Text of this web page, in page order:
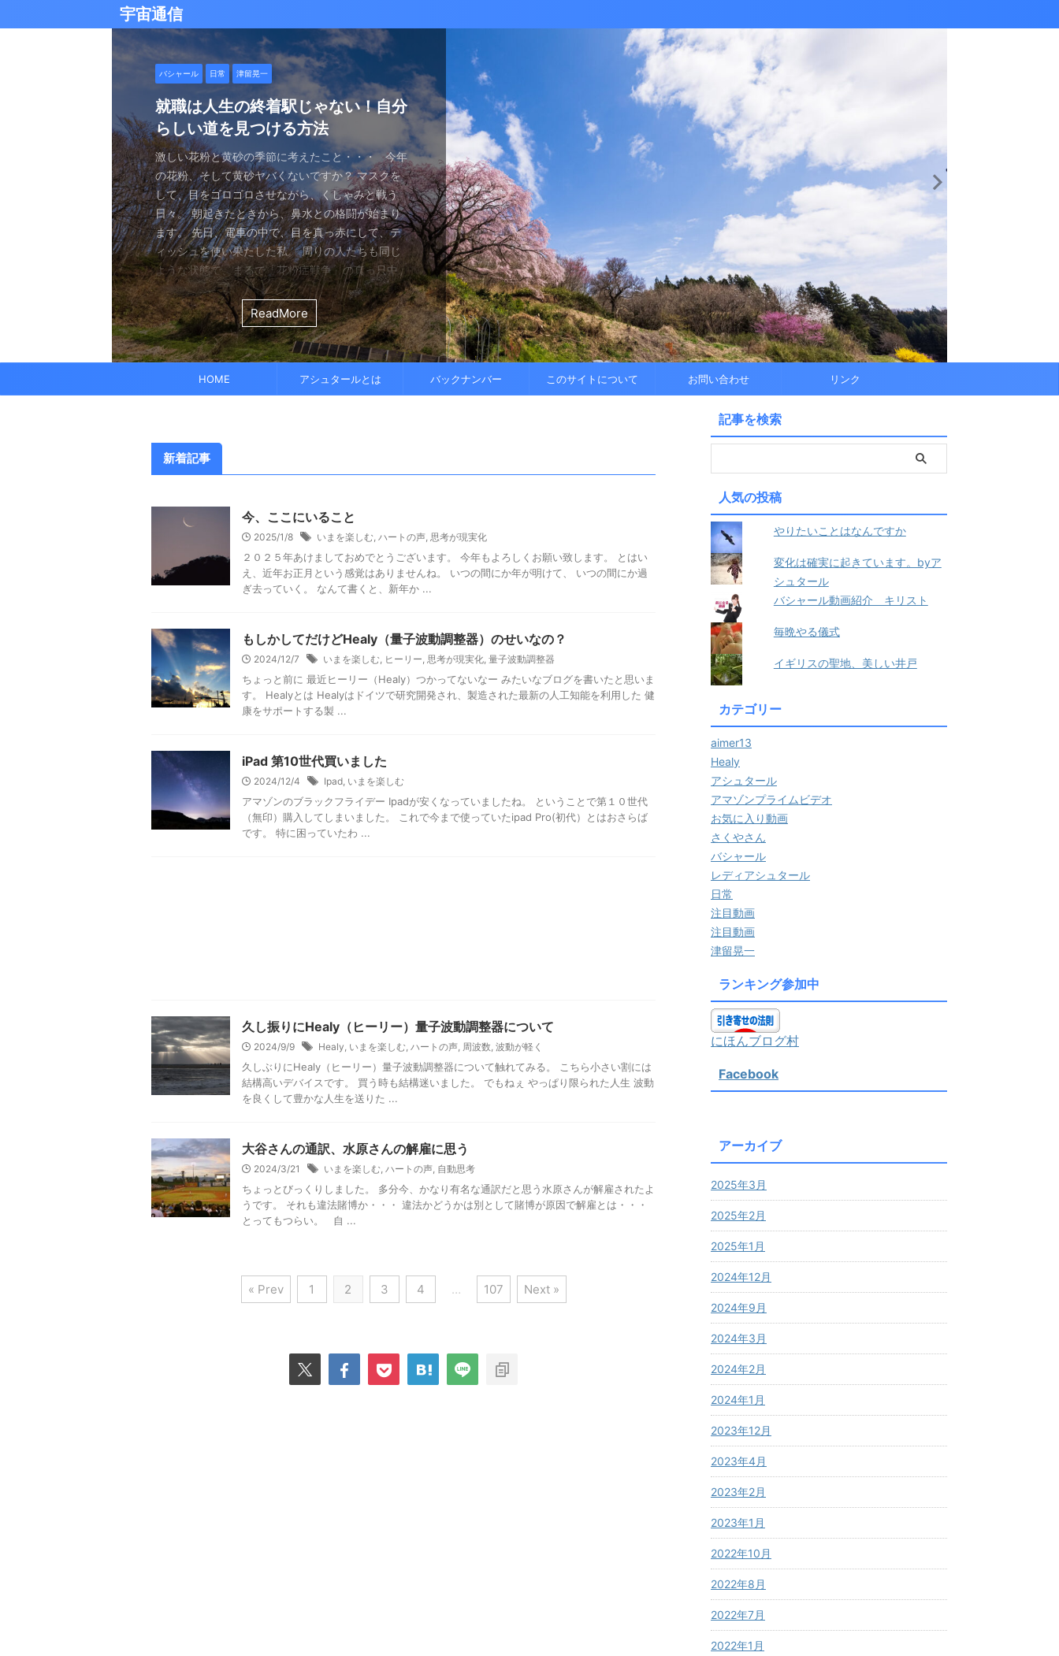
宇宙通信
日常 津留晃一
雨の日の恵み：心に降る静かな癒し
雨の音を聞いたことはありますか？ 窓ガラスを叩
く優しい音、屋根を打つリズミカルな音、 そして
地面に落ちる繊細な音。 それぞれが奏でるハーモ
ニーは、 私たちの心に特別な空間を作り出してく
れます。 雨は大地だけでなく、心も潤す 今日は何
となく、 降り続ける雨を眺めていました。 最初は
予定していた釣りができなくなり、少し残念に思い
ました。 でも、温かいコーヒーを入れ、 窓辺に座
って雨景色を眺めていると、不思議と心が落ち着い
てきたのです。 雨は自然界の浄化装置です。 土埃
を洗い流し、植物に命の水を与え、空気を清 ...
ReadMore
バシャール 日常 津留晃一
就職は人生の終着駅じゃない！自分
らしい道を見つける方法
激しい花粉と黄砂の季節に考えたこと・・・ 今年
の花粉、そして黄砂ヤバくないですか？ マスクを
して、目をゴロゴロさせながら、くしゃみと戦う
日々。 朝起きたときから、鼻水との格闘が始まり
ます。 先日、電車の中で、目を真っ赤にして、テ
ィッシュを使い果たした私。 周りの人たちも同じ
ような状態で、まるで「花粉症戦争」の真っ只中。
そんな辛い朝、ふと考えました。 この花粉症との
戦いって、進学や就職前の気持ちに似ているな、
と。 先の見えない不安、どうしようもない状況、
でも、どこかで希望を感じる——そんな ...
ReadMore
Healy 日常
ヒーリーを買うべきか迷っているあ
なたへ。実際に使ってみた感想と注
意点
近年、Healy（ヒーリー）という量子波動調整器が
注目を集めています。 私自身もこのデバイスを2年
以上前に購入し、所有しており、 その使用経験を
踏まえて、さらに詳しくお伝えしたいと思います。
Healyの仕組みと機能 Healyは、微弱な電流と周波
数を用いて、 心身のバランスを整えることを目的
としたウェアラブルデバイスです。 専用のアプリ
と連携し、電極を介して身体に微弱な電流を流すこ
とで、 個人の必要とする周波数を分析・適用しま
す。 これにより、エネルギーバランスを整えると
ReadMore
バシャール 日常
エネルギーの法則 〜最近どハマり
していました〜
最近、めちゃくちゃYouTubeやSNSを見ていたの
ですが、 気づいたら政治とか社会問題のニュース
ばかり見ていました。 特にトランプの発言やDSの
悪行、財務省解体、１０３万円の壁など・・・・。
別にそれを見て何かが解決できるわけではないの
に、 どんどんハマってしまいました。 なんだか、
自分の心のモヤモヤを代弁してくれる感じがするの
でしょうか？ つい次々と見てしまうのです。 そし
て、気づいたら めちゃくちゃ波動が下がっていま
した！（笑） どうして気づいたのかといえば ...
ReadMore
日常
現実を変える
最近疲れ気味です。 というのも、現実とは何か？
結構悩むんですよね。 自分の理想の姿を考える
と、 今、全然そうなっていない。 地位も名誉もな
い。お金もない。自由もない（笑） でもねぇ、 た
まにそれでもいいわと思える時もあるんです。 そ
んなことは問題じゃなくて、 今ここに生きている
ことだけで幸せという時がある。 それは、どうい
うときかといえば 今ここにいる時 今に集中して、
今を楽しんでいるとき。 先日ワカサギ釣りに行き
ました。 氷に穴をあけて糸を垂らすやつ。 &nb ...
ReadMore
日常
今、ここにいること
２０２５年あけましておめでとうございます。 今
年もよろしくお願い致します。 とはいえ、近年お
正月という感覚はありませんね。 いつの間にか年
が明けて、 いつの間にか過ぎ去っていく。 なんて
書くと、新年から暗いかな（笑） まあ、それだけ
歳をとったということでしょう。 昨年末は結構忙
しくてきつかったのですが、 年始は暇。 暇になる
と思うことはありますよね。 自分は今ここを生き
ているのか？ 我々の現実は今ここだけなのです
が、 未来を見ちゃったり、過去を悔んだり &nbsp
...
ReadMore
Healy 日常 津留晃一
もしかしてだけどHealy（量子波動
調整器）のせいなの？
ちょっと前に 最近ヒーリー（Healy）つかってない
なー みたいなブログを書いたと思います。 Healy
とは Healyはドイツで研究開発され、製造された最
新の人工知能を利用した 健康をサポートする製品
です。 弱い電気パルスを使用して体をよりバラン
スのとれた状態にする、 周波数応用のアイデアに
基づいて設計された小型の電子デバイスです。 細
胞レベルで人体を調整し、健康的な生活をサポート
します。 そうなんです。 あんまり使っていませ
ん。 というのも しばらく意欲というか、やる気が
なくて だらだら ...
ReadMore
日常
iPad 第10世代買いました
アマゾンのブラックフライデー Ipadが安くなって
いましたね。 ということで第１０世代（無印）購
入してしまいました。 これで今まで使っていた
ipad Pro(初代）とはおさらばです。 特に困ってい
たわけでもなく、iPad自体はほとんど使っていなか
ったので 変えなくても良かったのですが、 気分で
す（笑） こういうの重要ですよね。 気分が乗った
からやるというノリ。 実際変えてみてUSBーC端
子はすごくいい。 Lightningの呪縛から解放される
のだけでも めちゃくちゃいい。 &n ...
ReadMore
Healy 日常
久し振りにHealy（ヒーリー）量子
波動調整器について
久しぶりにHealy（ヒーリー）量子波動調整器につ
いて触れてみる。 こちら小さい割には結構高いデ
バイスです。 買う時も結構迷いました。 でもねぇ
やっぱり限られた人生 波動を良くして豊かな人生
を送りたいじゃないですか。 だから、多少の投資
は仕方ないし 試してみないとわからないと購入し
ました。 それでです。 一年ぐらいはほどほどに使
っていたのはいたのですが、 やはり実感がね。 良
くなっているという実感が乏しい。 これ、たぶん
宗教と同じで 一人でやっているからだと思う。 近
くに何人か使っている人がいれば、 体 ...
ReadMore
日常
大谷さんの通訳、水原さんの解雇に
思う
ちょっとびっくりしました。 多分今、かなり有名
な通訳だと思う水原さんが解雇されたようです。
それも違法賭博か・・・ 違法かどうかは別として
賭博が原因で解雇とは・・・ とってもつらい。 自
分は特に野球が好きとか 大谷さんが好きというな
わけではないし、 水原さんに思い入れがあるわけ
でもない。 でもねえ・・・ 今の水原さんの気持ち
を考えるとなんかつらい。 というのも、多額の借
金を背負いながら 何とかしたいと日々思いながら
一生懸命仕事していたわけでしょ。 ...
ReadMore
HOME アシュタールとは バックナンバー このサイトについて お問い合わせ リンク
新着記事
今、ここにいること
2025/1/8 いまを楽しむ, ハートの声, 思考が現実化
２０２５年あけましておめでとうございます。 今年もよろしくお願い致します。 とはい
え、近年お正月という感覚はありませんね。 いつの間にか年が明けて、 いつの間にか過
ぎ去っていく。 なんて書くと、新年か ...
もしかしてだけどHealy（量子波動調整器）のせいなの？
2024/12/7 いまを楽しむ, ヒーリー, 思考が現実化, 量子波動調整器
ちょっと前に 最近ヒーリー（Healy）つかってないなー みたいなブログを書いたと思いま
す。 Healyとは Healyはドイツで研究開発され、製造された最新の人工知能を利用した 健
康をサポートする製 ...
iPad 第10世代買いました
2024/12/4 Ipad, いまを楽しむ
アマゾンのブラックフライデー Ipadが安くなっていましたね。 ということで第１０世代
（無印）購入してしまいました。 これで今まで使っていたipad Pro(初代）とはおさらば
です。 特に困っていたわ ...
久し振りにHealy（ヒーリー）量子波動調整器について
2024/9/9 Healy, いまを楽しむ, ハートの声, 周波数, 波動が軽く
久しぶりにHealy（ヒーリー）量子波動調整器について触れてみる。 こちら小さい割には
結構高いデバイスです。 買う時も結構迷いました。 でもねぇ やっぱり限られた人生 波動
を良くして豊かな人生を送りた ...
大谷さんの通訳、水原さんの解雇に思う
2024/3/21 いまを楽しむ, ハートの声, 自動思考
ちょっとびっくりしました。 多分今、かなり有名な通訳だと思う水原さんが解雇されたよ
うです。 それも違法賭博か・・・ 違法かどうかは別として賭博が原因で解雇とは・・・
とってもつらい。 自 ...
« Prev 1 2 3 4 … 107 Next »
記事を検索
人気の投稿
やりたいことはなんですか
変化は確実に起きています。byア
シュタール
バシャール動画紹介 キリスト
毎晩やる儀式
イギリスの聖地、美しい井戸
カテゴリー
aimer13
Healy
アシュタール
アマゾンプライムビデオ
お気に入り動画
さくやさん
バシャール
レディアシュタール
日常
注目動画
注目動画
津留晃一
ランキング参加中
にほんブログ村
Facebook
アーカイブ
2025年3月
2025年2月
2025年1月
2024年12月
2024年9月
2024年3月
2024年2月
2024年1月
2023年12月
2023年4月
2023年2月
2023年1月
2022年10月
2022年8月
2022年7月
2022年1月